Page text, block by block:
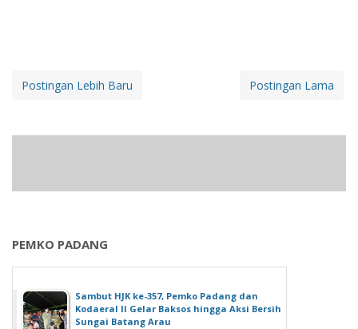
Postingan Lebih Baru Postingan Lama
PEMKO PADANG
Sambut HJK ke-357, Pemko Padang dan
Kodaeral II Gelar Baksos hingga Aksi Bersih
Sungai Batang Arau